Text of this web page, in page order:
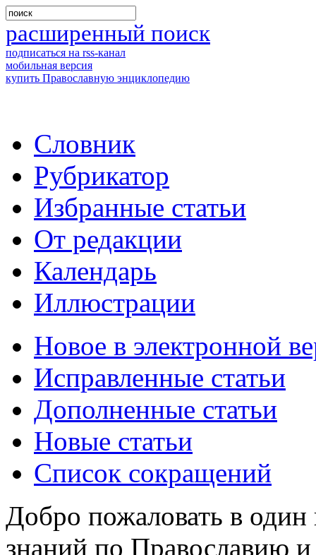
расширенный поиск
подписаться на rss-канал
мобильная версия
купить Православную энциклопедию
Словник
Рубрикатор
Избранные статьи
От редакции
Календарь
Иллюстрации
Новое в электронной
Исправленные статьи
Дополненные статьи
Новые статьи
Список сокращений
Добро пожаловать в
знаний по Православию